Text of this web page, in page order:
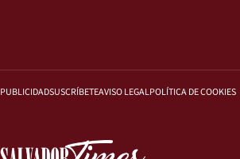
PUBLICIDADSUSCRÍBETEAVISO LEGALPOLÍTICA DE COOKIES